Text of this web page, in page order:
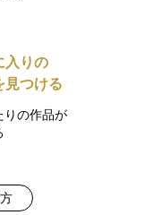
入りの
見つける
りの作品が